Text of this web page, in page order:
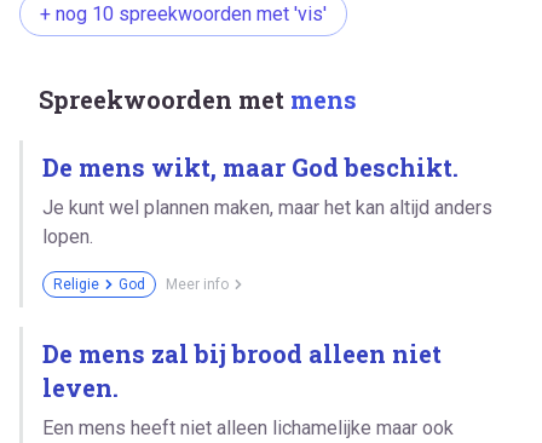
+ nog 10 spreekwoorden met 'vis'
Spreekwoorden met mens
De mens wikt, maar God beschikt.
Je kunt wel plannen maken, maar het kan altijd anders
lopen.
Religie God Meer info
De mens zal bij brood alleen niet
leven.
Een mens heeft niet alleen lichamelijke maar ook